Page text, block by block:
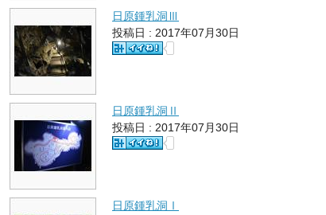
日原鍾乳洞Ⅲ
投稿日 : 2017年07月30日
日原鍾乳洞Ⅱ
投稿日 : 2017年07月30日
日原鍾乳洞Ⅰ